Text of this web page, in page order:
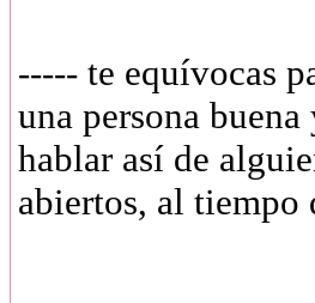
----- te equívocas
una persona
hablar así de
abiertos, al tiempo